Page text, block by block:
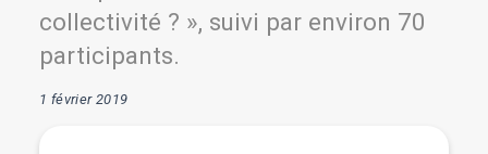
collectivité ? », suivi par environ 70
participants.
1 février 2019